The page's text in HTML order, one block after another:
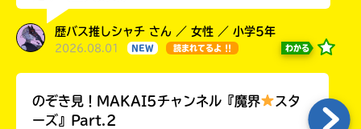
歴バス推しシャチ さん ／ 女性 ／ 小学5年
2026.08.01 NEW 読まれてるよ !! わかる
のぞき見！MAKAI5チャンネル『魔界
スタ
ーズ』Part.2